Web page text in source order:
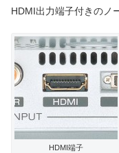
HDMI出力端子付きのノ
HDMI端子